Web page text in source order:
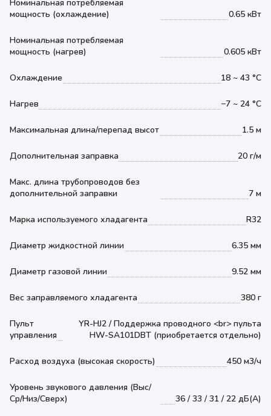
Номинальная потребляемая
мощность (охлаждение)
0.65 кВт
Номинальная потребляемая
мощность (нагрев)
0.605 кВт
Охлаждение 18 ~ 43 °С
Нагрев −7 ~ 24 °С
Максимальная длина/перепад высот 1.5 м
Дополнительная заправка 20 г/м
Макс. длина трубопроводов без
дополнительной заправки
7 м
Марка используемого хладагента R32
Диаметр жидкостной линии 6.35 мм
Диаметр газовой линии 9.52 мм
Вес заправляемого хладагента 380 г
Пульт
управления
YR-HJ2 / Поддержка проводного <br> пульта
HW-SA101DBT (приобретается отдельно)
Расход воздуха (высокая скорость) 450 м3/ч
Уровень звукового давления (Выс/
Ср/Низ/Сверх)
36 / 33 / 31 / 22 дБ(А)